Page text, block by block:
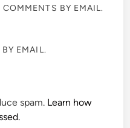
BY EMAIL.
EMAIL.
spam. Learn how